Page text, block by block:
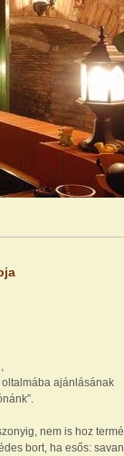
ajánlásának
nem is hoz
bort, ha esős: